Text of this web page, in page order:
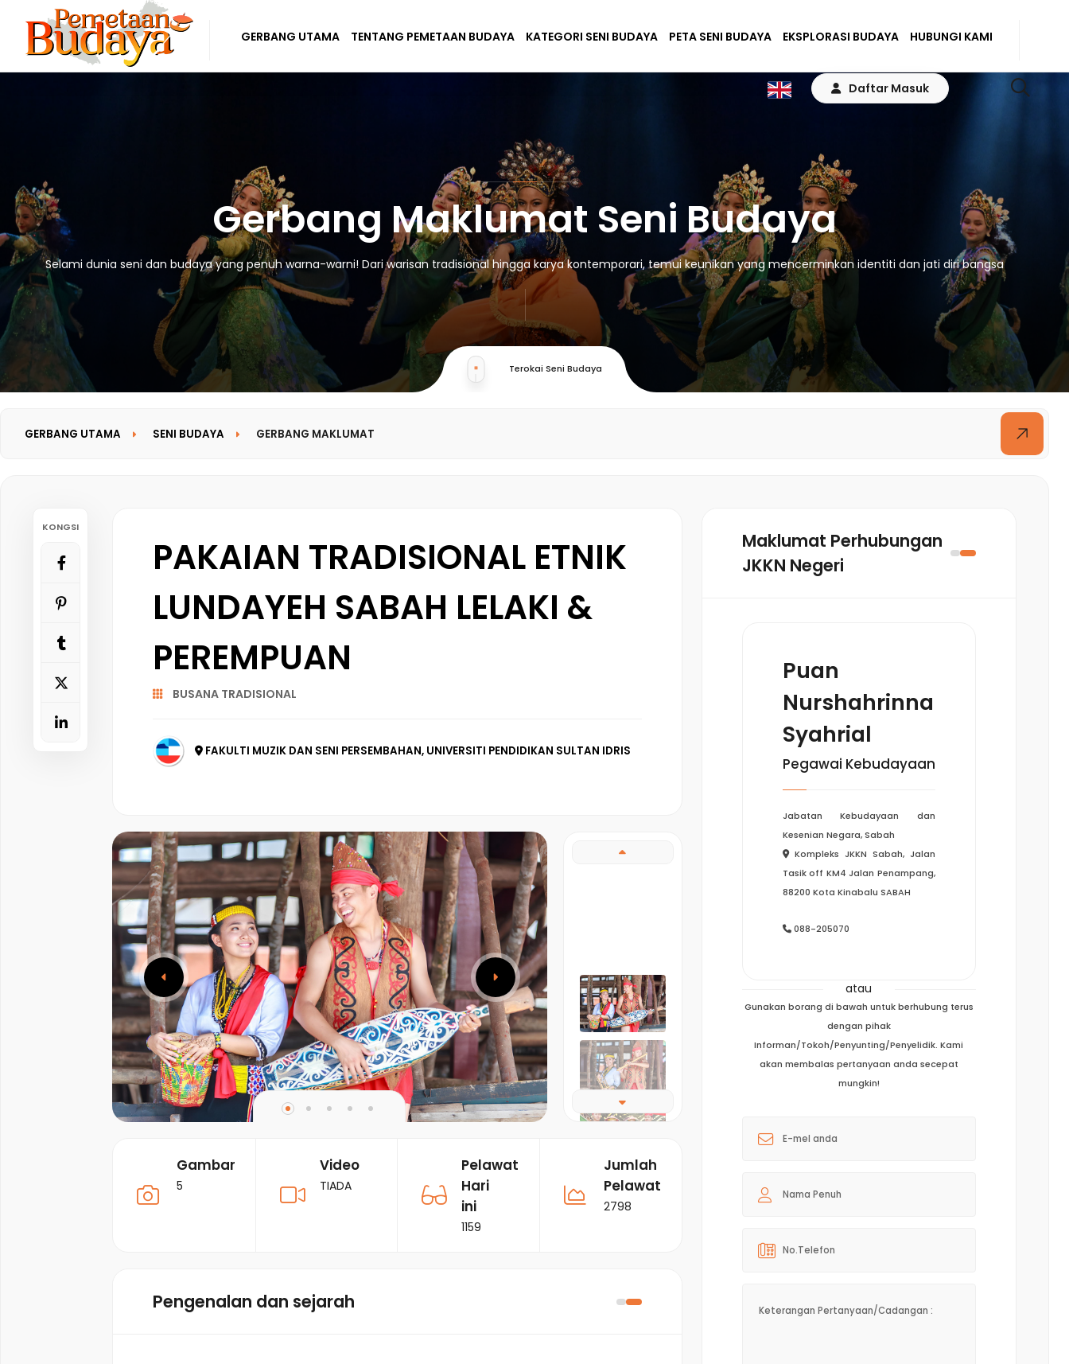
GERBANG UTAMA TENTANG PEMETAAN BUDAYA KATEGORI SENI BUDAYA PETA SENI BUDAYA EKSPLORASI BUDAYA HUBUNGI KAMI
Daftar Masuk
Gerbang Maklumat Seni Budaya
Selami dunia seni dan budaya yang penuh warna-warni! Dari warisan tradisional hingga karya kontemporari, temui keunikan yang mencerminkan identiti dan jati diri bangsa
Terokai Seni Budaya
GERBANG UTAMA SENI BUDAYA GERBANG MAKLUMAT
KONGSI
PAKAIAN TRADISIONAL ETNIK
LUNDAYEH SABAH LELAKI &
PEREMPUAN
BUSANA TRADISIONAL
FAKULTI MUZIK DAN SENI PERSEMBAHAN, UNIVERSITI PENDIDIKAN SULTAN IDRIS
Gambar
5
Video
TIADA
Pelawat
Hari
ini
1159
Jumlah
Pelawat
2798
Pengenalan dan sejarah
Maklumat Perhubungan
JKKN Negeri
Puan
Nurshahrinna
Syahrial
Pegawai Kebudayaan
Jabatan Kebudayaan dan
Kesenian Negara, Sabah
Kompleks JKKN Sabah, Jalan
Tasik off KM4 Jalan Penampang,
88200 Kota Kinabalu SABAH
088-205070
atau
Gunakan borang di bawah untuk berhubung terus
dengan pihak
Informan/Tokoh/Penyunting/Penyelidik. Kami
akan membalas pertanyaan anda secepat
mungkin!